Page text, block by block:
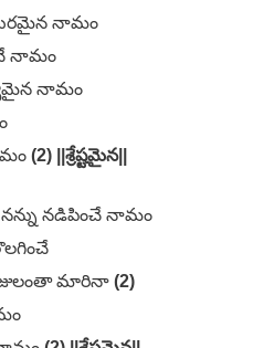
నామం
నామం
నామం
(2) ||శ్రేష్టమైన||
నడిపించే నామం
మారినా (2)